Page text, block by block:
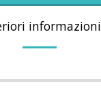
informazioni